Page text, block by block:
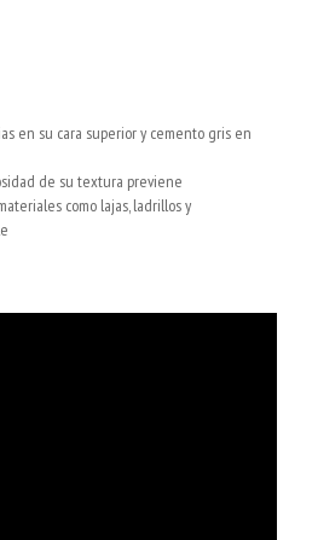
en su cara superior y cemento gris en
de su textura previene
como lajas, ladrillos y